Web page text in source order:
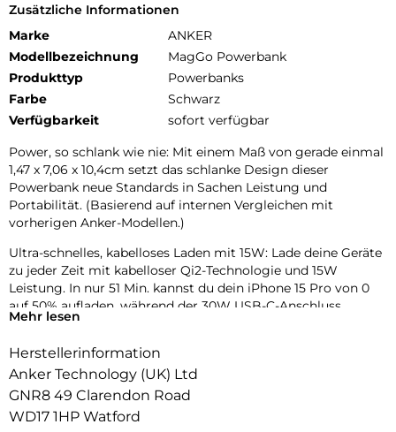
Zusätzliche Informationen
Marke
ANKER
Modellbezeichnung
MagGo Powerbank
Produkttyp
Powerbanks
Farbe
Schwarz
Verfügbarkeit
sofort verfügbar
Power, so schlank wie nie: Mit einem Maß von gerade einmal
1,47 x 7,06 x 10,4cm setzt das schlanke Design dieser
Powerbank neue Standards in Sachen Leistung und
Portabilität. (Basierend auf internen Vergleichen mit
vorherigen Anker-Modellen.)
Ultra-schnelles, kabelloses Laden mit 15W: Lade deine Geräte
zu jeder Zeit mit kabelloser Qi2-Technologie und 15W
Leistung. In nur 51 Min. kannst du dein iPhone 15 Pro von 0
auf 50% aufladen, während der 30W USB-C-Anschluss
umfangreiche Kompatibilität bietet.
Ergonomisches Design & verbesserte Tragbarkeit: Die
Kombination aus mattem UV-Finish und robustem
Metallrahmen ergibt einen besonders hohen Nutzerkomfort.
Powerbank kühlt, verstärkt.
Mehr lesen
Herstellerinformation
Anker Technology (UK) Ltd
GNR8 49 Clarendon Road
WD17 1HP Watford